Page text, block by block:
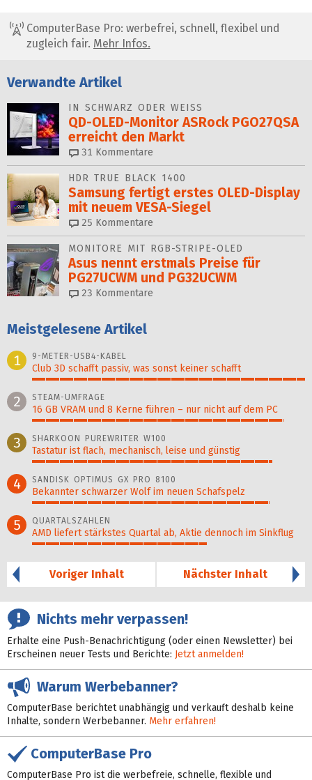
ComputerBase Pro: werbefrei, schnell, flexibel und
zugleich fair. Mehr Infos.
Verwandte Artikel
IN SCHWARZ ODER WEISS
QD-OLED-Monitor ASRock PGO27QSA
erreicht den Markt
31 Kommentare
HDR TRUE BLACK 1400
Samsung fertigt erstes OLED-Display
mit neuem VESA-Siegel
25 Kommentare
MONITORE MIT RGB-STRIPE-OLED
Asus nennt erstmals Preise für
PG27UCWM und PG32UCWM
23 Kommentare
Meistgelesene Artikel
1
9-METER-USB4-KABEL
Club 3D schafft passiv, was sonst keiner schafft
2 STEAM-UMFRAGE
16 GB VRAM und 8 Kerne führen – nur nicht auf dem PC
3 SHARKOON PUREWRITER W100
Tastatur ist flach, mechanisch, leise und günstig
4 SANDISK OPTIMUS GX PRO 8100
Bekannter schwarzer Wolf im neuen Schafspelz
5 QUARTALSZAHLEN
AMD liefert stärkstes Quartal ab, Aktie dennoch im Sinkflug
Voriger Inhalt
Nächster Inhalt
Nichts mehr verpassen!
Erhalte eine Push-Benachrichtigung (oder einen Newsletter) bei
Erscheinen neuer Tests und Berichte: Jetzt anmelden!
Warum Werbebanner?
ComputerBase berichtet unabhängig und verkauft deshalb keine
Inhalte, sondern Werbebanner. Mehr erfahren!
ComputerBase Pro
ComputerBase Pro ist die werbefreie, schnelle, flexible und